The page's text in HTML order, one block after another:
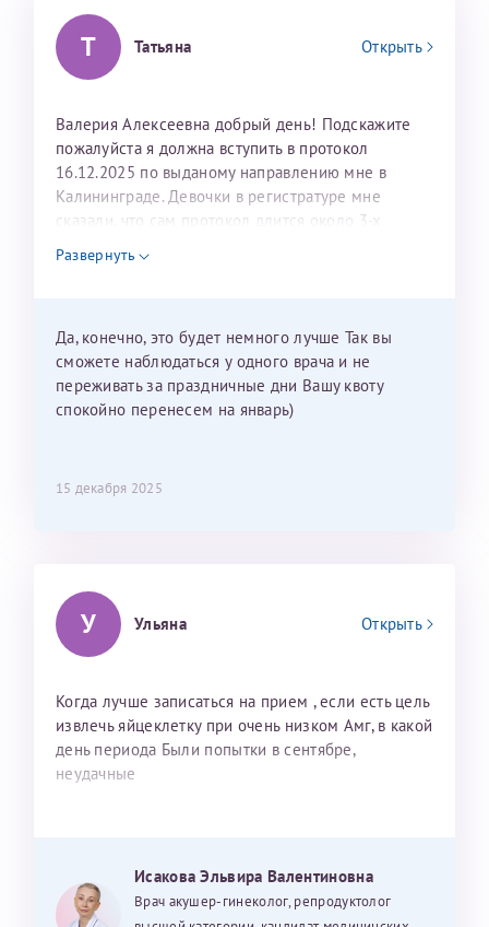
Т Татьяна Открыть
Валерия Алексеевна добрый день! Подскажите
пожалуйста я должна вступить в протокол
16.12.2025 по выданому направлению мне в
Калининграде. Девочки в регистратуре мне
сказали, что сам протокол длится около 3-х
недель и 3 недели я должна находится в Питере.
Можно мне новый год провести в Калининграде и
Развернуть
Да, конечно, это будет немного лучше Так вы
сможете наблюдаться у одного врача и не
переживать за праздничные дни Вашу квоту
спокойно перенесем на январь)
15 декабря 2025
У Ульяна Открыть
Когда лучше записаться на прием , если есть цель
извлечь яйцеклетку при очень низком Амг, в какой
день периода Были попытки в сентябре,
неудачные
Исакова Эльвира Валентиновна
Врач акушер-гинеколог, репродуктолог